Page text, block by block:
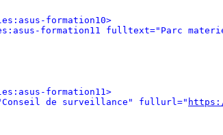
formation10>
formation11 fulltext="Parc
formation11>
de surveillance" fullurl="